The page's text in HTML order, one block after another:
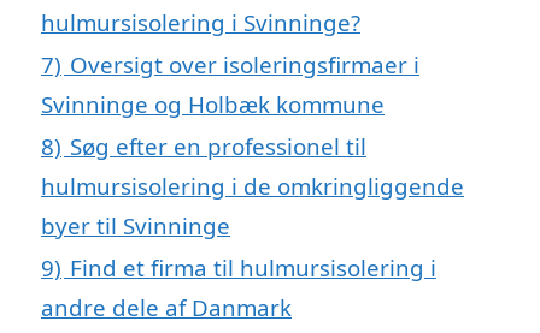
hulmursisolering i Svinninge?
7) Oversigt over isoleringsfirmaer i
Svinninge og Holbæk kommune
8) Søg efter en professionel til
hulmursisolering i de omkringliggende
byer til Svinninge
9) Find et firma til hulmursisolering i
andre dele af Danmark